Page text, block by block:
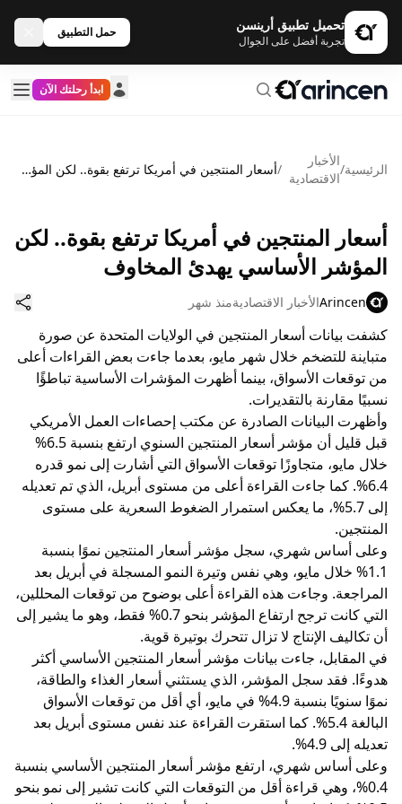
تحميل تطبيق أرينسن
تجربة أفضل على الجوال
حمل التطبيق
ابدأ رحلتك الآن
الرئيسية/
الأخبار
الاقتصادية
/ أسعار المنتجين في أمريكا ترتفع بقوة.. لكن المؤشر الأساسي يهدئ المخاوف
أسعار المنتجين في أمريكا ترتفع بقوة.. لكن
المؤشر الأساسي يهدئ المخاوف
Arincenالأخبار الاقتصاديةمنذ شهر
كشفت بيانات أسعار المنتجين في الولايات المتحدة عن صورة
متباينة للتضخم خلال شهر مايو، بعدما جاءت بعض القراءات أعلى
من توقعات الأسواق، بينما أظهرت المؤشرات الأساسية تباطؤًا
نسبيًا مقارنة بالتقديرات.
وأظهرت البيانات الصادرة عن مكتب إحصاءات العمل الأمريكي
قبل قليل أن مؤشر أسعار المنتجين السنوي ارتفع بنسبة 6.5%
خلال مايو، متجاوزًا توقعات الأسواق التي أشارت إلى نمو قدره
6.4%. كما جاءت القراءة أعلى من مستوى أبريل، الذي تم تعديله
إلى 5.7%، ما يعكس استمرار الضغوط السعرية على مستوى
المنتجين.
وعلى أساس شهري، سجل مؤشر أسعار المنتجين نموًا بنسبة
1.1% خلال مايو، وهي نفس وتيرة النمو المسجلة في أبريل بعد
المراجعة. وجاءت هذه القراءة أعلى بوضوح من توقعات المحللين،
التي كانت ترجح ارتفاع المؤشر بنحو 0.7% فقط، وهو ما يشير إلى
أن تكاليف الإنتاج لا تزال تتحرك بوتيرة قوية.
في المقابل، جاءت بيانات مؤشر أسعار المنتجين الأساسي أكثر
هدوءًا. فقد سجل المؤشر، الذي يستثني أسعار الغذاء والطاقة،
نموًا سنويًا بنسبة 4.9% في مايو، أي أقل من توقعات الأسواق
البالغة 5.4%. كما استقرت القراءة عند نفس مستوى أبريل بعد
تعديله إلى 4.9%.
وعلى أساس شهري، ارتفع مؤشر أسعار المنتجين الأساسي بنسبة
0.4%، وهي قراءة أقل من التوقعات التي كانت تشير إلى نمو بنحو